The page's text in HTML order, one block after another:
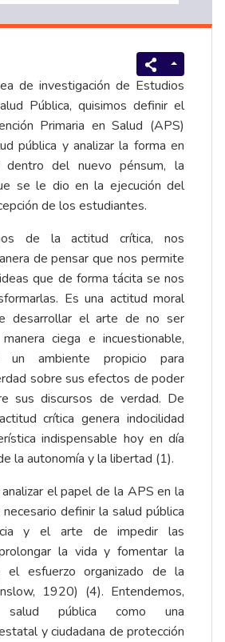
de investigación de Estudios
Pública, quisimos definir el
Primaria en Salud (APS)
pública y analizar la forma en
del nuevo pénsum, la
se le dio en la ejecución del
de los estudiantes.
de la actitud crítica, nos
de pensar que nos permite
que de forma tácita se nos
Es una actitud moral
desarrollar el arte de no ser
ciega e incuestionable,
un ambiente propicio para
sobre sus efectos de poder
sus discursos de verdad. De
crítica genera indocilidad
indispensable hoy en día
la autonomía y la libertad (1).
el papel de la APS en la
definir la salud pública
y el arte de impedir las
la vida y fomentar la
el esfuerzo organizado de la
1920) (4). Entendemos,
pública como una
y ciudadana de protección